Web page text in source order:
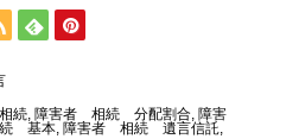
続, 障害者 相続 分配割合, 障害
基本, 障害者 相続 遺言信託,